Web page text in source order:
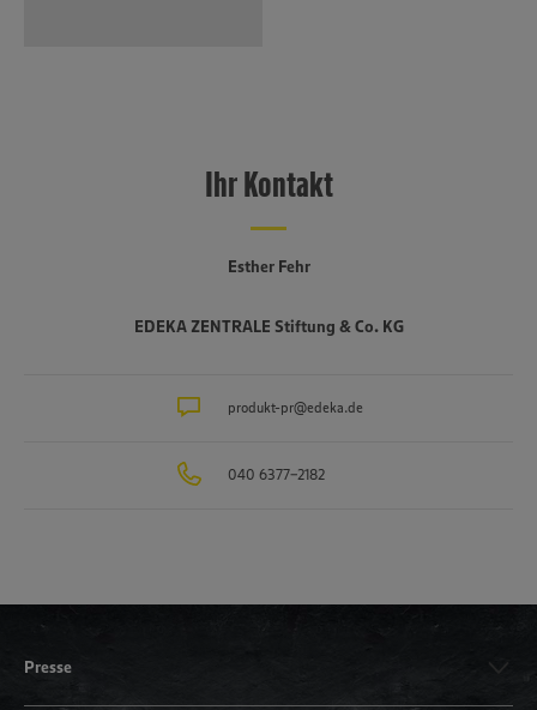
Ihr Kontakt
Esther Fehr
EDEKA ZENTRALE Stiftung & Co. KG
produkt-pr@edeka.de
040 6377-2182
Presse